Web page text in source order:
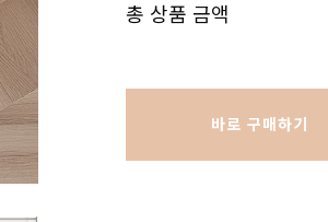
총 상품 금액
바로 구매하기